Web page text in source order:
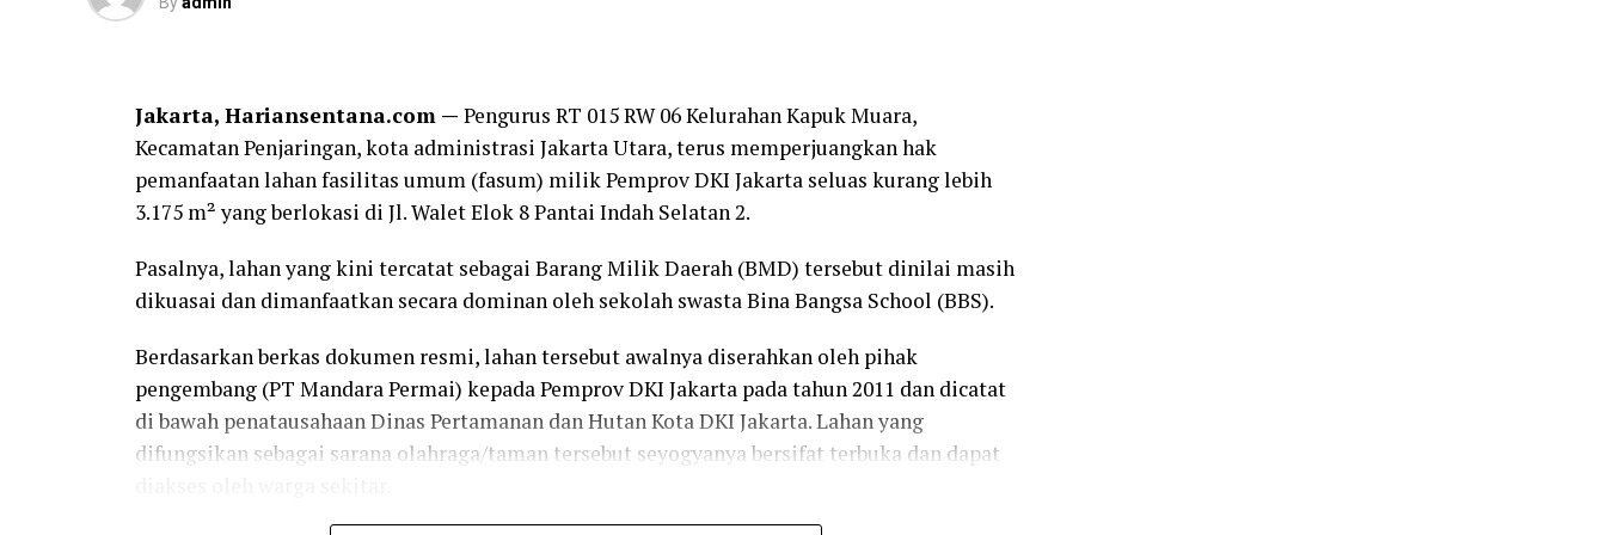
pengadilan yang berkekuatan hukum tetap. Dengan demikian hak-hak klien kami tetap
terlindungi,” ujarnya.
Dalam gugatan yang didaftarkan di Pengadilan Negeri Jakarta Barat, penggugat meminta
para tergugat menyerahkan kios dalam keadaan kosong dan siap pakai.
immateriil Rp1 miliar, sehingga total tuntutan mencapai Rp1,838 miliar.
“Kami juga meminta para tergugat dihukum membayar ganti rugi secara tanggung renteng,
dikenakan uang paksa Rp10 juta per hari apabila lalai menjalankan putusan pengadilan, serta
Jakarta, Hariansentana.com — Pengurus RT 015 RW 06 Kelurahan Kapuk Muara,
Kecamatan Penjaringan, kota administrasi Jakarta Utara, terus memperjuangkan hak
pemanfaatan lahan fasilitas umum (fasum) milik Pemprov DKI Jakarta seluas kurang lebih
3.175 m² yang berlokasi di Jl. Walet Elok 8 Pantai Indah Selatan 2.
Pasalnya, lahan yang kini tercatat sebagai Barang Milik Daerah (BMD) tersebut dinilai masih
dikuasai dan dimanfaatkan secara dominan oleh sekolah swasta Bina Bangsa School (BBS).
Berdasarkan berkas dokumen resmi, lahan tersebut awalnya diserahkan oleh pihak
pengembang (PT Mandara Permai) kepada Pemprov DKI Jakarta pada tahun 2011 dan dicatat
di bawah penatausahaan Dinas Pertamanan dan Hutan Kota DKI Jakarta. Lahan yang
difungsikan sebagai sarana olahraga/taman tersebut seyogyanya bersifat terbuka dan dapat